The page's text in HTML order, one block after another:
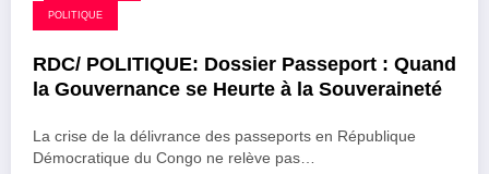
26 août 2025
POLITIQUE
RDC/ POLITIQUE: Dossier Passeport : Quand
la Gouvernance se Heurte à la Souveraineté
La crise de la délivrance des passeports en République
Démocratique du Congo ne relève pas…